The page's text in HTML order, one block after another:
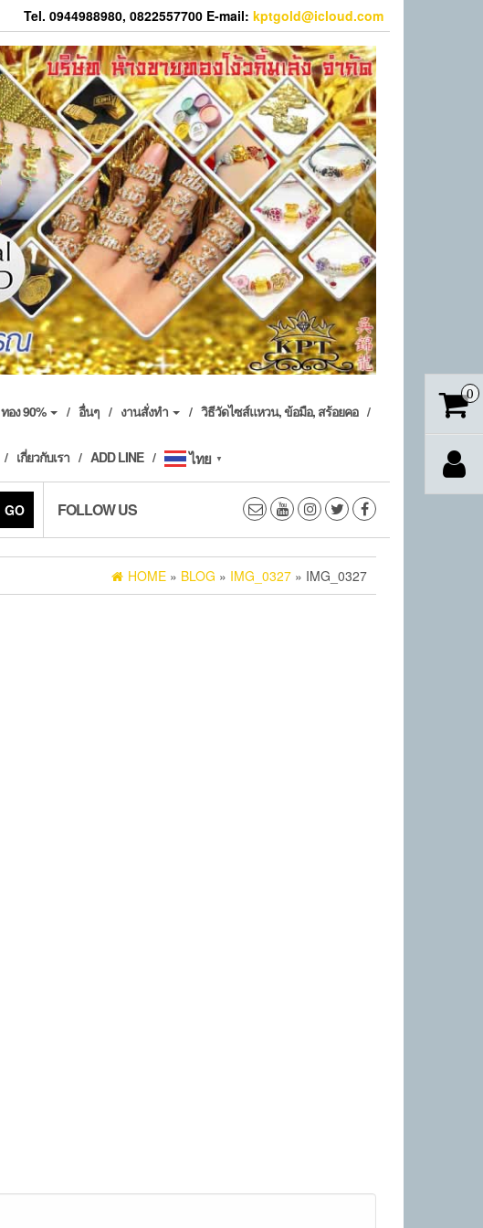
Tel. 0944988980, 0822557700 E-mail: kptgold@icloud.com
ทอง 90% อื่นๆ งานสั่งทำ วิธีวัดไซส์แหวน, ข้อมือ, สร้อยคอ
เกี่ยวกับเรา ADD LINE ไทย ▼
GO FOLLOW US
HOME » BLOG » IMG_0327 » IMG_0327
0